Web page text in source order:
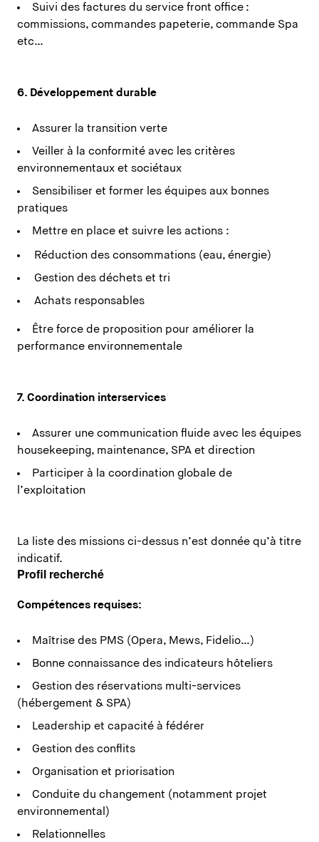
Suivi des factures du service front office :
commissions, commandes papeterie, commande Spa
etc…
6. Développement durable
Assurer la transition verte
Veiller à la conformité avec les critères
environnementaux et sociétaux
Sensibiliser et former les équipes aux bonnes
pratiques
Mettre en place et suivre les actions :
Réduction des consommations (eau, énergie)
Gestion des déchets et tri
Achats responsables
Être force de proposition pour améliorer la
performance environnementale
7. Coordination interservices
Assurer une communication fluide avec les équipes
housekeeping, maintenance, SPA et direction
Participer à la coordination globale de
l’exploitation
La liste des missions ci-dessus n’est donnée qu’à titre
indicatif.
Profil recherché
Compétences requises:
Maîtrise des PMS (Opera, Mews, Fidelio…)
Bonne connaissance des indicateurs hôteliers
Gestion des réservations multi-services
(hébergement & SPA)
Leadership et capacité à fédérer
Gestion des conflits
Organisation et priorisation
Conduite du changement (notamment projet
environnemental)
Relationnelles